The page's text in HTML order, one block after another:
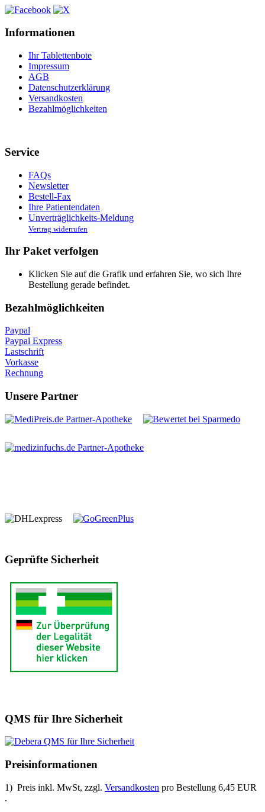
Informationen
Ihr Tablettenbote
Impressum
AGB
Datenschutzerklärung
Versandkosten
Bezahlmöglichkeiten
Service
FAQs
Newsletter
Bestell-Fax
Ihre Patientendaten
Unverträglichkeits-Meldung
Vertrag widerrufen
Ihr Paket verfolgen
Klicken Sie auf die Grafik und erfahren Sie, wo sich Ihre
Bestellung gerade befindet.
Bezahlmöglichkeiten
Paypal
Paypal Express
Lastschrift
Vorkasse
Rechnung
Unsere Partner
Geprüfte Sicherheit
QMS für Ihre Sicherheit
Preisinformationen
1) Preis inkl. MwSt, zzgl. Versandkosten pro Bestellung 6,45 EUR
.